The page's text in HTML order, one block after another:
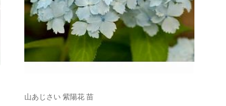
山あじさい 紫陽花 苗